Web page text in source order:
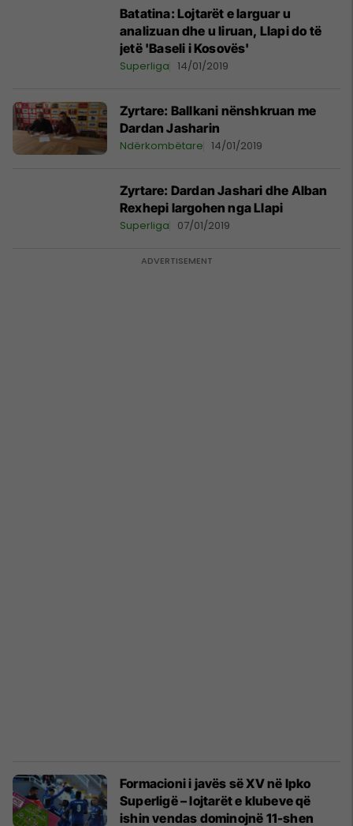
Batatina: Lojtarët e larguar u
analizuan dhe u liruan, Llapi do të
jetë 'Baseli i Kosovës'
Superliga 14/01/2019
Zyrtare: Ballkani nënshkruan me
Dardan Jasharin
Ndërkombëtare 14/01/2019
Zyrtare: Dardan Jashari dhe Alban
Rexhepi largohen nga Llapi
Superliga 07/01/2019
Formacioni i javës së XV në Ipko
Superligë – lojtarët e klubeve që
ishin vendas dominojnë 11-shen